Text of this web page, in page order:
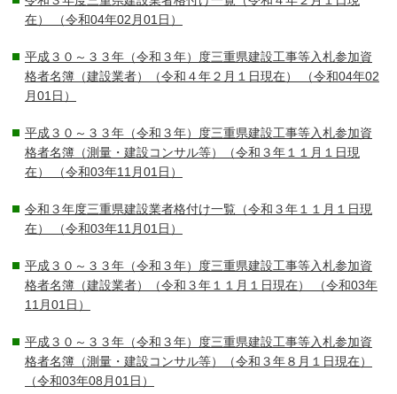
在）
（令和04年02月01日）
平成３０～３３年（令和３年）度三重県建設工事等入札参加資
格者名簿（建設業者）（令和４年２月１日現在）
（令和04年02
月01日）
平成３０～３３年（令和３年）度三重県建設工事等入札参加資
格者名簿（測量・建設コンサル等）（令和３年１１月１日現
在）
（令和03年11月01日）
令和３年度三重県建設業者格付け一覧（令和３年１１月１日現
在）
（令和03年11月01日）
平成３０～３３年（令和３年）度三重県建設工事等入札参加資
格者名簿（建設業者）（令和３年１１月１日現在）
（令和03年
11月01日）
平成３０～３３年（令和３年）度三重県建設工事等入札参加資
格者名簿（測量・建設コンサル等）（令和３年８月１日現在）
（令和03年08月01日）